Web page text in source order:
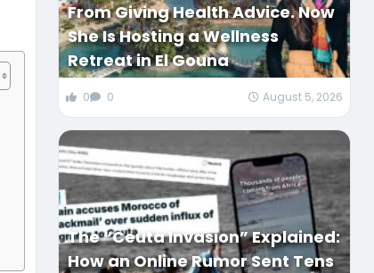
From Giving Health Advice. Now
She Is Hosting a Wellness
Retreat in El Gouna
0 0 August 5, 2026
The “Ceuta Invasion” Explained:
How an Online Rumor Sent Tens